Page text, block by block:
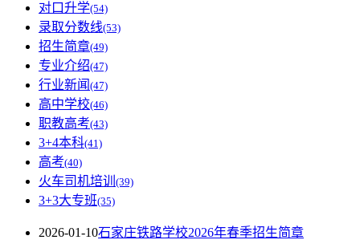
对口升学(54)
录取分数线(53)
招生简章(49)
专业介绍(47)
行业新闻 (47)
高中学校(46)
职教高考(43)
3+4本科(41)
高考(40)
火车司机培训 (39)
3+3大专班(35)
2026-01-10石家庄铁路学校2026年春季招生简章